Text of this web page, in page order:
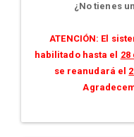
¿No tienes
ATENCIÓN: El
habilitado hasta el 28
se reanudará el